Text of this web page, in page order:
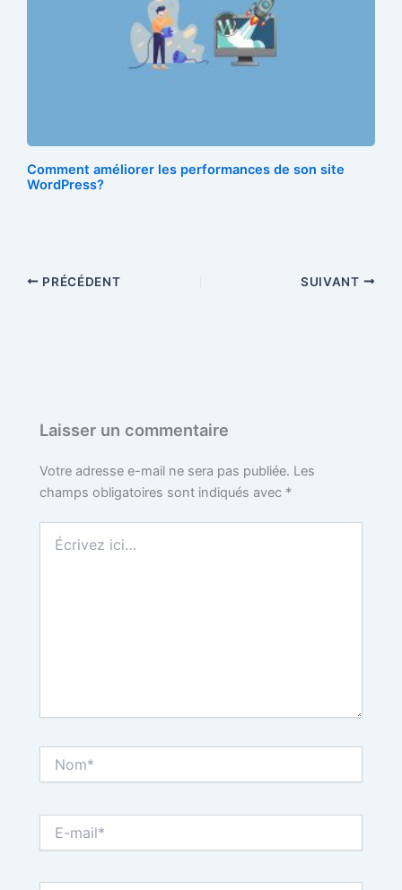
Comment améliorer les performances de son site
WordPress?
PRÉCÉDENT SUIVANT
Laisser un commentaire
Votre adresse e-mail ne sera pas publiée. Les
champs obligatoires sont indiqués avec *
ici…
mail*